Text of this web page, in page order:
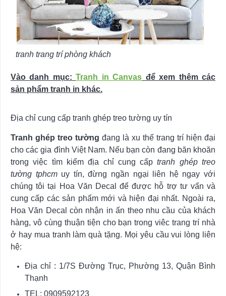
tranh trang trí phòng khách
Vào danh mục:Tranh in Canvas để xem thêm các
sản phẩm tranh in khác.
Địa chỉ cung cấp tranh ghép treo tường uy tín
Tranh ghép treo tường đang là xu thế trang trí hiện đại
cho các gia đình Việt Nam. Nếu bạn còn đang băn khoăn
trong việc tìm kiếm địa chỉ cung cấp tranh ghép treo
tường tphcm uy tín, đừng ngần ngại liên hệ ngay với
chúng tôi tại Hoa Văn Decal để được hỗ trợ tư vấn và
cung cấp các sản phẩm mới và hiện đại nhất. Ngoài ra,
Hoa Văn Decal còn nhận in ấn theo nhu cầu của khách
hàng, vô cùng thuận tiện cho bạn trong viêc trang trí nhà
ở hay mua tranh làm quà tặng. Mọi yêu cầu vui lòng liên
hệ:
Địa chỉ : 1/7S Đường Trục, Phường 13, Quận Bình
Thạnh
TEL: 0909592123